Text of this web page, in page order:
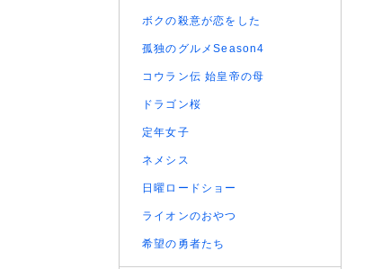
ボクの殺意が恋をした
孤独のグルメSeason4
コウラン伝 始皇帝の母
ドラゴン桜
定年女子
ネメシス
日曜ロードショー
ライオンのおやつ
希望の勇者たち